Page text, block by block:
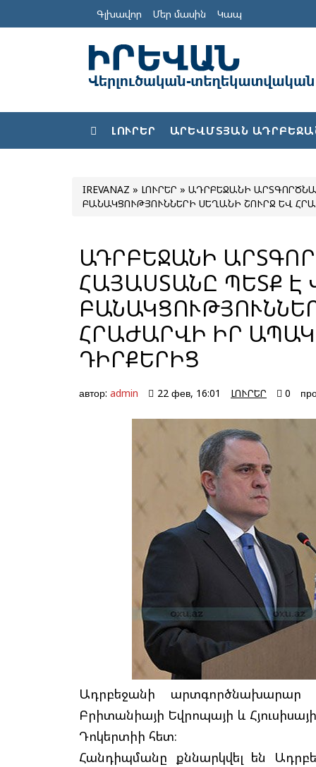
Գլխավոր Մեր մասին Կապ
ԼՈՒՐԵՐ ԱՐԵՎՄՏՅԱՆ
IREVANAZ » ԼՈՒՐԵՐ » ԱԴՐԲԵՋԱՆԻ
ԲԱՆԱԿՑՈՒԹՅՈՒՆՆԵՐԻ ՍԵՂԱՆԻ ՇՈՒՐՋ ԵՎ
ԱԴՐԲԵՋԱՆԻ
ՀԱՅԱՍՏԱՆԸ ՊԵՏՔ
ՀՐԱԺԱՐՎԻ ԻՐ
ԴԻՐՔԵՐԻՑ
автор: admin 22 фев, 16:01 ԼՈՒՐԵՐ 0
Ադրբեջանի արտգործնախարար
Բրիտանիայի Եվրոպայի և
Դոկերտիի հետ։
Հանդիպմանը քննարկվել են